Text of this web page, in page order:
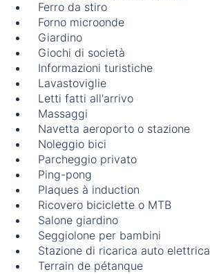
Ferro da stiro
Forno microonde
Giardino
Giochi di società
Informazioni turistiche
Lavastoviglie
Letti fatti all'arrivo
Massaggi
Navetta aeroporto o stazione
Noleggio bici
Parcheggio privato
Ping-pong
Plaques à induction
Ricovero biciclette o MTB
Salone giardino
Seggiolone per bambini
Stazione di ricarica auto elettrica
Terrain de pétanque